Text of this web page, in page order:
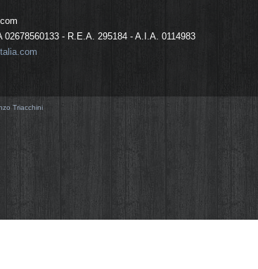
- R.E.A. 295184 - A.I.A. 0114983
Triacchini